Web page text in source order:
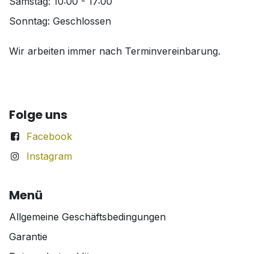
Sonntag: Geschlossen
Wir arbeiten immer nach Terminvereinbarung.
Folge uns
Facebook
Instagram
Menü
Allgemeine Geschäftsbedingungen
Garantie